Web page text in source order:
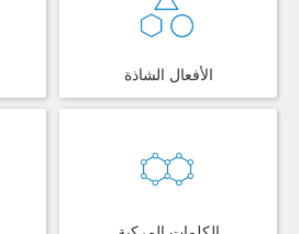
الأفعال الشاذة